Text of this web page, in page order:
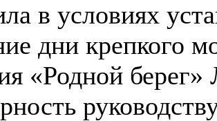
в условиях
дни крепкого
«Родной берег»